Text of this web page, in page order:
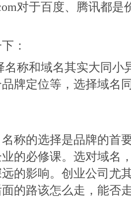
对于百度、腾讯都是
：
和域名其实大同小
牌定位等，选择域名
的选择是品牌的首
的必修课。选对域名
的影响。创业公司尤
的路该怎么走，能否